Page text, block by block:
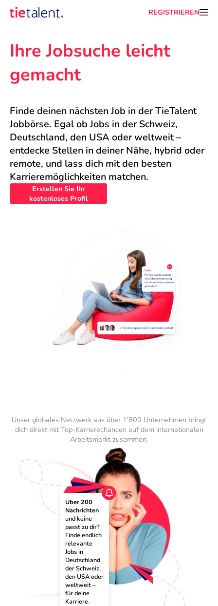
REGISTRIEREN
Ihre Jobsuche leicht
gemacht
Finde deinen nächsten Job in der TieTalent
Jobbörse. Egal ob Jobs in der Schweiz,
Deutschland, den USA oder weltweit –
entdecke Stellen in deiner Nähe, hybrid oder
remote, und lass dich mit den besten
Karrieremöglichkeiten matchen.
Erstellen Sie Ihr
kostenloses Profil
Unser globales Netzwerk aus über 1'800 Unternehmen bringt
dich direkt mit Top-Karrierechancen auf dem internationalen
Arbeitsmarkt zusammen.
Über 200
Nachrichten
und keine
passt zu dir?
Finde endlich
relevante
Jobs in
Deutschland,
der Schweiz,
den USA oder
weltweit –
für deine
Karriere.